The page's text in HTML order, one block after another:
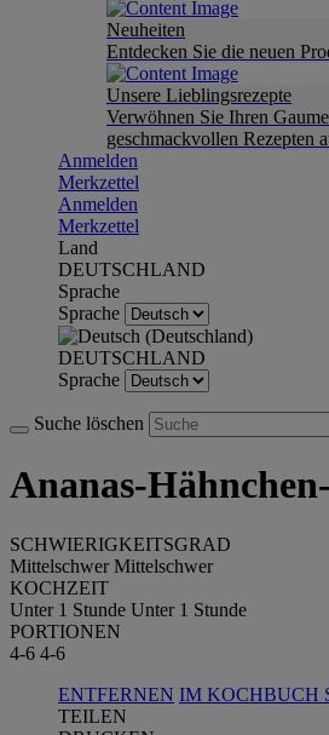
Neuheiten
Entdecken Sie die neuen
Unsere Lieblingsrezepte
Verwöhnen Sie Ihren
geschmackvollen Rezepten
Anmelden
Merkzettel
Anmelden
Merkzettel
Land
DEUTSCHLAND
Sprache
Sprache
DEUTSCHLAND
Sprache
Suche löschen
Ananas-
SCHWIERIGKEITSGRAD
Mittelschwer Mittelschwer
KOCHZEIT
Unter 1 Stunde Unter 1 Stunde
PORTIONEN
4-6 4-6
ENTFERNEN IM KOCHBUCH
TEILEN